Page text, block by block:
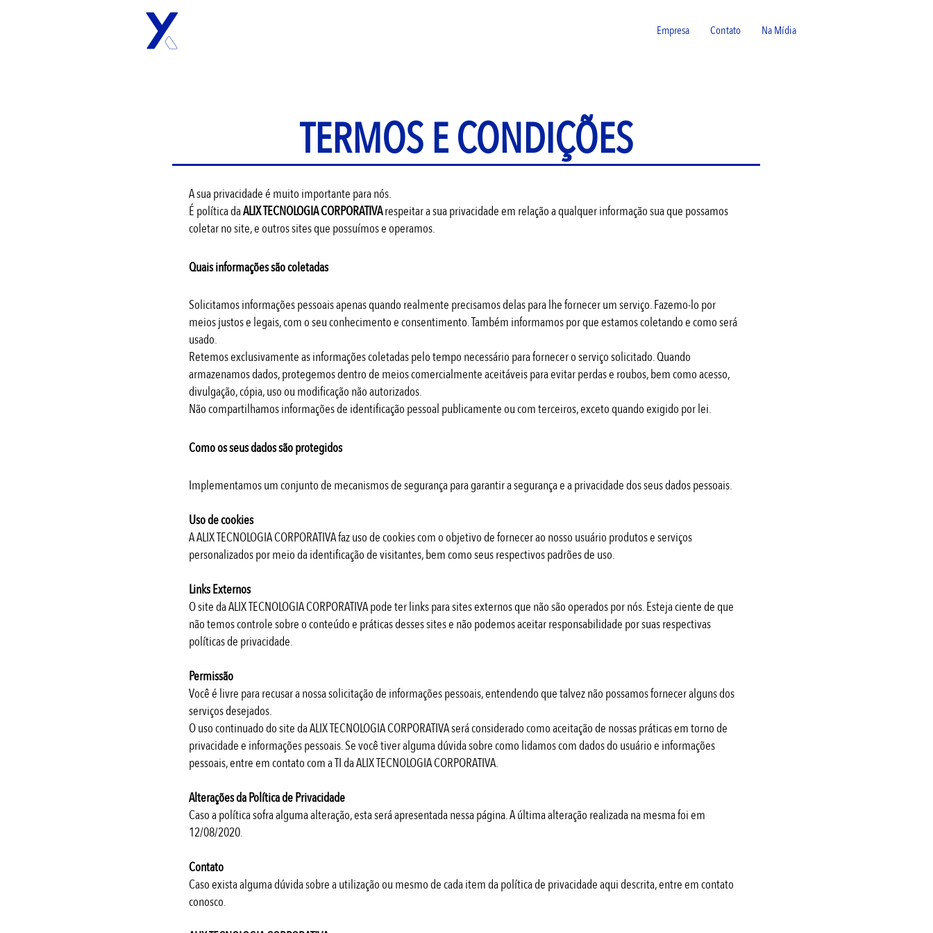
Empresa Contato Na Mídia
TERMOS E CONDIÇÕES
A sua privacidade é muito importante para nós.
É política daALIX TECNOLOGIA CORPORATIVArespeitar a sua privacidade em relação a qualquer informação sua que possamos
coletar no site, e outros sites que possuímos e operamos.
Quais informações são coletadas
​Solicitamos informações pessoais apenas quando realmente precisamos delas para lhe fornecer um serviço. Fazemo-lo por
meios justos e legais, com o seu conhecimento e consentimento. Também informamos por que estamos coletando e como será
usado.
Retemos exclusivamente as informações coletadas pelo tempo necessário para fornecer o serviço solicitado. Quando
armazenamos dados, protegemos dentro de meios comercialmente aceitáveis para evitar perdas e roubos, bem como acesso,
divulgação, cópia, uso ou modificação não autorizados.
Não compartilhamos informações de identificação pessoal publicamente ou com terceiros, exceto quando exigido por lei.
Como os seus dados são protegidos
​Implementamos um conjunto de mecanismos de segurança para garantir a segurança e a privacidade dos seus dados pessoais.
Uso de cookies
A ALIX TECNOLOGIA CORPORATIVA faz uso de cookies com o objetivo de fornecer ao nosso usuário produtos e serviços
personalizados por meio da identificação de visitantes, bem como seus respectivos padrões de uso.
Links Externos
O site da ALIX TECNOLOGIA CORPORATIVA pode ter links para sites externos que não são operados por nós. Esteja ciente de que
não temos controle sobre o conteúdo e práticas desses sites e não podemos aceitar responsabilidade por suas respectivas
políticas de privacidade.
Permissão
Você é livre para recusar a nossa solicitação de informações pessoais, entendendo que talvez não possamos fornecer alguns dos
serviços desejados.
O uso continuado do site da ALIX TECNOLOGIA CORPORATIVA será considerado como aceitação de nossas práticas em torno de
privacidade e informações pessoais. Se você tiver alguma dúvida sobre como lidamos com dados do usuário e informações
pessoais, entre em contato com a TI da ALIX TECNOLOGIA CORPORATIVA.
Alterações da Política de Privacidade
Caso a política sofra alguma alteração, esta será apresentada nessa página. A última alteração realizada na mesma foi em
12/08/2020.
Contato
Caso exista alguma dúvida sobre a utilização ou mesmo de cada item da política de privacidade aqui descrita, entre em contato
conosco.